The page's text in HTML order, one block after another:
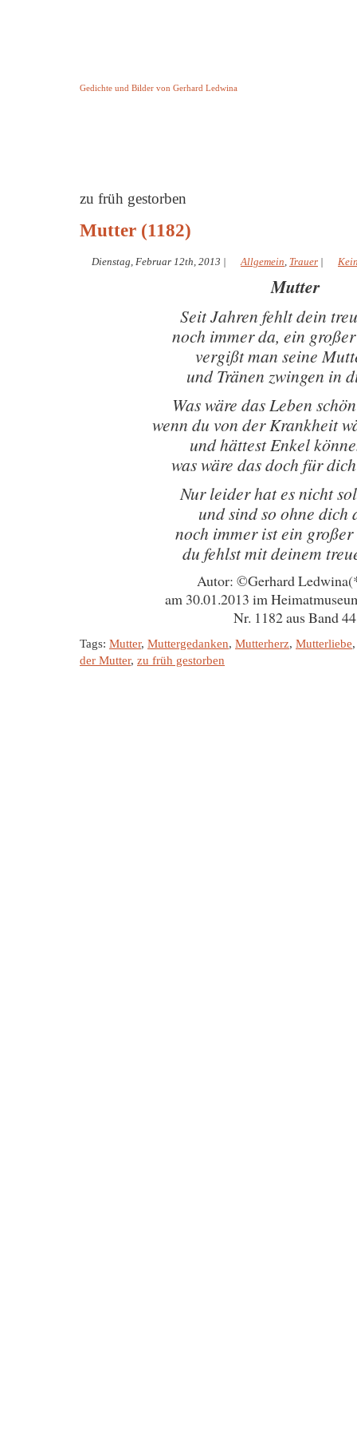
Gedichte und Bilder von Gerhard Ledwina
zu früh gestorben
Mutter (1182)
Dienstag, Februar 12th, 2013 | Allgemein, Trauer |
Mutter
Seit Jahren fehlt dein
noch immer da, ein
vergißt man seine
und Tränen zwingen in
Was wäre das Leben
wenn du von der Krankheit
und hättest Enkel
was wäre das doch für
Nur leider hat es nicht
und sind so ohne dich
noch immer ist ein großer
du fehlst mit deinem
Autor: ©Gerhard
am 30.01.2013 im
Nr. 1182 aus Band 44
Tags: Mutter, Muttergedanken, Mutterherz, Mutterliebe
der Mutter, zu früh gestorben